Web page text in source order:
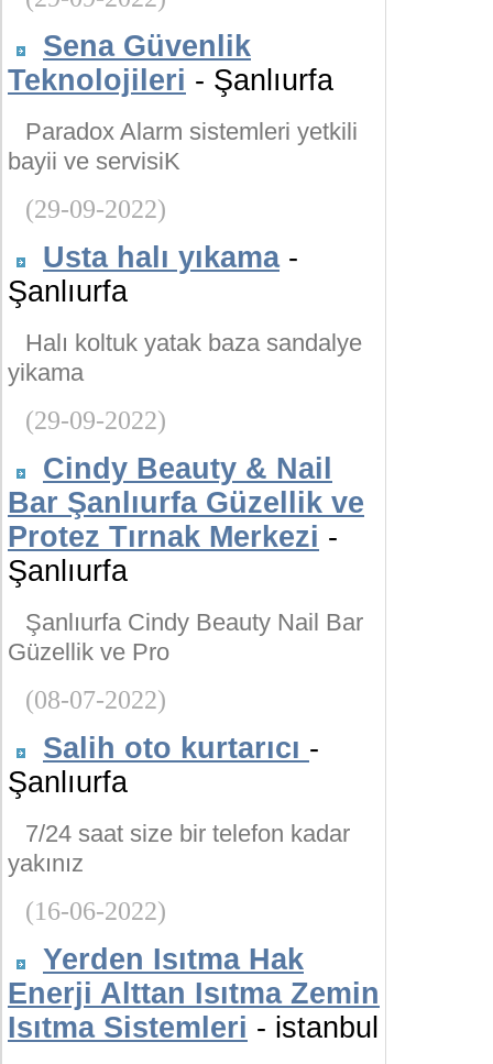
Sena Güvenlik
Teknolojileri - Şanlıurfa
Paradox Alarm sistemleri yetkili
bayii ve servisiK
(29-09-2022)
Usta halı yıkama-
Şanlıurfa
Halı koltuk yatak baza sandalye
yikama
(29-09-2022)
Cindy Beauty & Nail
Bar Şanlıurfa Güzellik ve
Protez Tırnak Merkezi -
Şanlıurfa
Şanlıurfa Cindy Beauty Nail Bar
Güzellik ve Pro
(08-07-2022)
Salih oto kurtarıcı -
Şanlıurfa
7/24 saat size bir telefon kadar
yakınız
(16-06-2022)
Yerden Isıtma Hak
Enerji Alttan Isıtma Zemin
Isıtma Sistemleri - istanbul